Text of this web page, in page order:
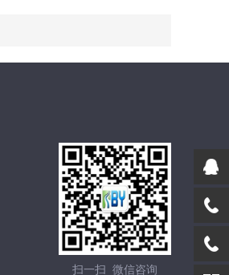
扫一扫 微信咨询